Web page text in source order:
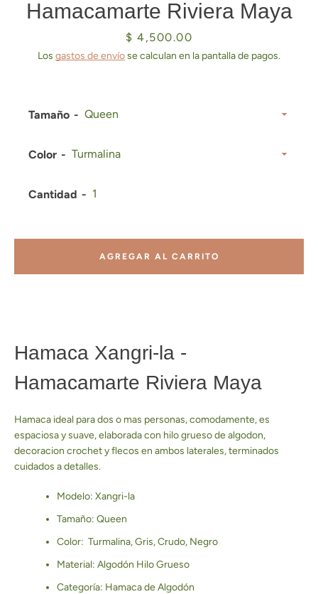
Hamacamarte Riviera Maya
Precio
$ 4,500.00
Los gastos de envíose calculan en la pantalla de pagos.
Hamaca Xangri-la -
Hamacamarte Riviera Maya
Hamaca ideal para dos o mas personas, comodamente, es
espaciosa y suave, elaborada con hilo grueso de algodon,
decoracion crochet y flecos en ambos laterales, terminados
cuidados a detalles.
Modelo: Xangri-la
Tamaño: Queen
Color: Turmalina, Gris, Crudo, Negro
Material: Algodón Hilo Grueso
Categoría: Hamaca de Algodón
Tamaño
Color
Cantidad
AGREGAR AL CARRITO